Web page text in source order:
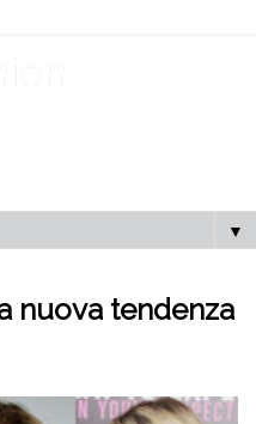
▼
nuova tendenza